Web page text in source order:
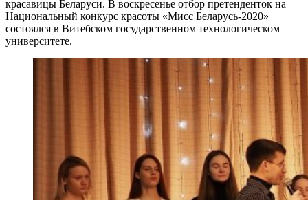
красавицы Беларуси. В воскресенье отбор претенденток на
Национальный конкурс красоты «Мисс Беларусь-2020»
состоялся в Витебском государственном технологическом
университете.